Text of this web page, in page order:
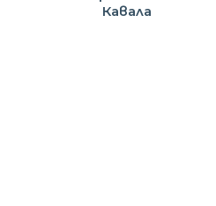
Кавала